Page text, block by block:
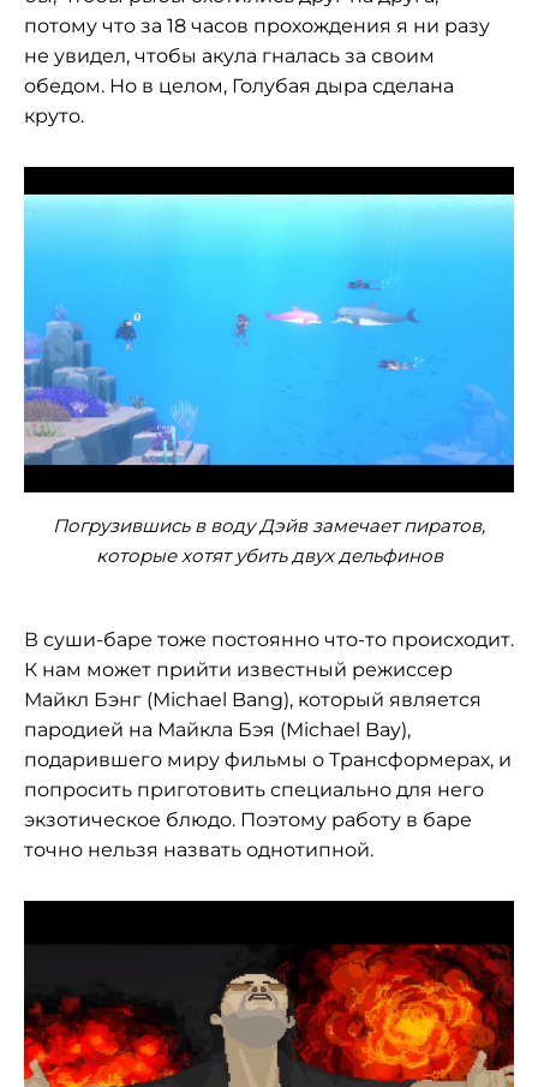
потому что за 18 часов прохождения я ни разу
не увидел, чтобы акула гналась за своим
обедом. Но в целом, Голубая дыра сделана
круто.
Погрузившись в воду Дэйв замечает пиратов,
которые хотят убить двух дельфинов
В суши-баре тоже постоянно что-то происходит.
К нам может прийти известный режиссер
Майкл Бэнг (Michael Bang), который является
пародией на Майкла Бэя (Michael Bay),
подарившего миру фильмы о Трансформерах, и
попросить приготовить специально для него
экзотическое блюдо. Поэтому работу в баре
точно нельзя назвать однотипной.